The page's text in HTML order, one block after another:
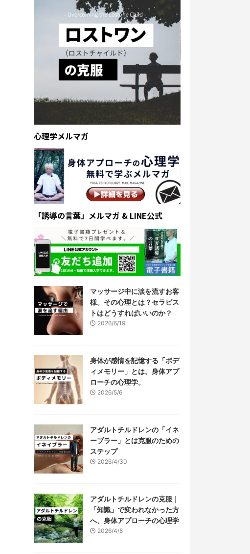
心理学メルマガ
「誘導の言葉」メルマガ & LINE公式
マッサージ中に涙を流すお客
様。その心理とは？セラピス
トはどうすればいいのか？
2026/6/19
身体が感情を記憶する「ボデ
ィメモリー」とは。身体アプ
ローチの心理学。
2026/5/6
アダルトチルドレンの「イネ
ーブラー」とは克服のための
ステップ
2026/4/30
アダルトチルドレンの克服｜
「知識」で変われなかった方
へ、身体アプローチの心理学
2026/4/8